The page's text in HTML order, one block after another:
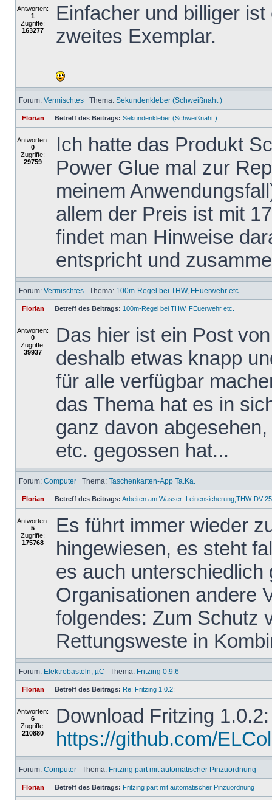
Antworten:
1
Zugriffe:
163277
Einfacher und billiger
zweites Exemplar.
Forum: Vermischtes Thema: Sekundenkleber (Schweißnaht )
Florian Betreff des Beitrags: Sekundenkleber (Schweißnaht )
Antworten:
0
Zugriffe:
29759
Ich hatte das Produkt
Power Glue mal zur
meinem
allem der Preis ist mit
findet man Hinweise
entspricht und
Forum: Vermischtes Thema: 100m-Regel bei THW, FEuerwehr etc.
Florian Betreff des Beitrags: 100m-Regel bei THW, FEuerwehr etc.
Antworten:
0
Zugriffe:
39937
Das hier ist ein Post
deshalb etwas knapp
für alle verfügbar
das Thema hat es in
ganz davon
etc. gegossen hat...
Forum: Computer Thema: Taschenkarten-App Ta.Ka.
Florian Betreff des Beitrags: Arbeiten am Wasser: Leinensicherung,THW-DV
Antworten:
5
Zugriffe:
175768
Es führt immer wieder
hingewiesen, es steht
es auch unterschiedlich
Organisationen andere
folgendes: Zum Schutz
Rettungsweste in
Forum: Elektrobasteln, µC Thema: Fritzing 0.9.6
Florian Betreff des Beitrags: Re: Fritzing 1.0.2:
Antworten:
6
Zugriffe:
210880
Download Fritzing 1.0.2:
https://github.com/
Forum: Computer Thema: Fritzing part mit automatischer Pinzuordnung
Florian Betreff des Beitrags: Fritzing part mit automatischer Pinzuordnung